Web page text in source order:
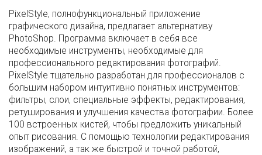
PixelStyle, полнофункциональный приложение
графического дизайна, предлагает альтернативу
PhotoShop. Программа включает в себя все
необходимые инструменты, необходимые для
профессионального редактирования фотографий.
PixelStyle тщательно разработан для профессионалов с
большим набором интуитивно понятных инструментов:
фильтры, слои, специальные эффекты, редактирования,
ретуширования и улучшения качества фотографии. Более
100 встроенных кистей, чтобы предложить уникальный
опыт рисования. С помощью технологии редактирования
изображений, а так же быстрой и точной работой,